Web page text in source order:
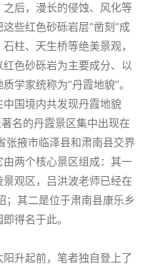
后，漫长的侵蚀、风化等
些红色砂砾岩层“凿刻”成
柱、天生桥等绝美景观，
色砂砾岩为主要成分、以
学家统称为“丹霞地貌”。
国境内共发现丹霞地貌
名的丹霞景区集中出现在
张掖市临泽县和肃南县交界
两个核心景区组成：其一
观区，吕洪波老师已经在
；其二是位于肃南县康乐乡
得名于此。
升起前，笔者独自登上了